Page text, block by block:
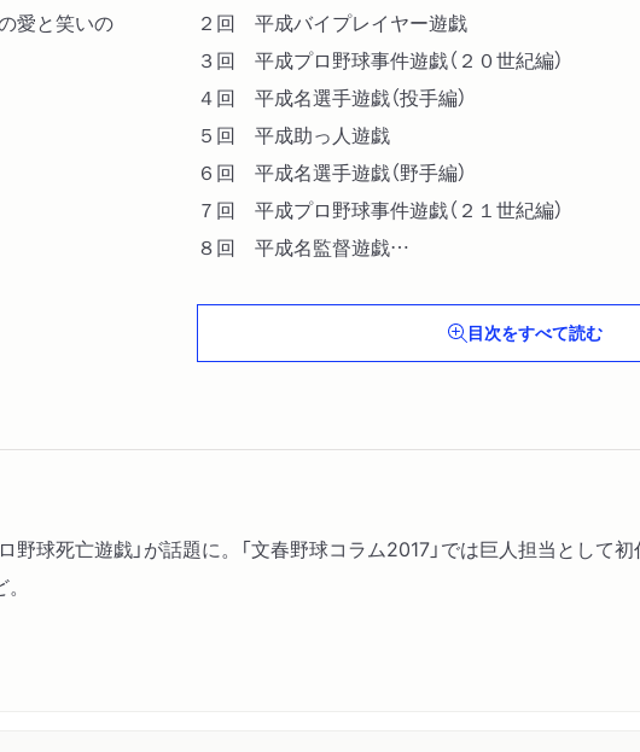
愛と笑いの
２回 平成バイプレイヤー遊戯
３回 平成プロ野球事件遊戯（２０世紀編）
４回 平成名選手遊戯（投手編）
５回 平成助っ人遊戯
６回 平成名選手遊戯（野手編）
７回 平成プロ野球事件遊戯（２１世紀編）
８回 平成名監督遊戯
目次をすべて読む
球死亡遊戯」が話題に。「文春野球コラム2017」では巨人担当として